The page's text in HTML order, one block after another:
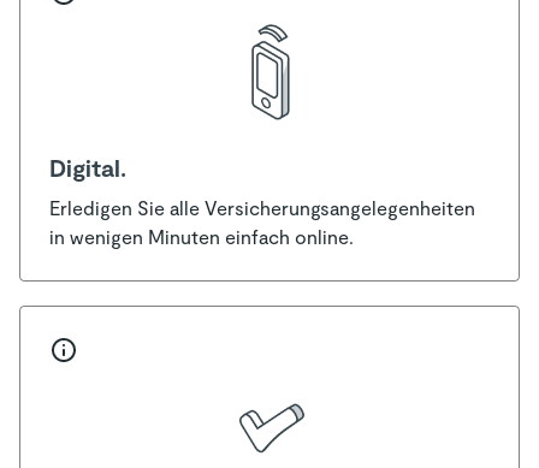
Digital.
Erledigen Sie alle Versicherungsangelegenheiten
in wenigen Minuten einfach online.